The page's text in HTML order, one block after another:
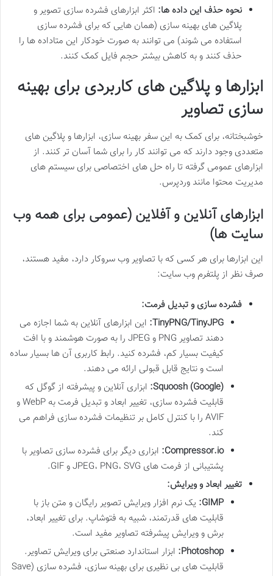
نحوه حذف این داده ها: اکثر ابزارهای فشرده سازی تصویر و
پلاگین های بهینه سازی (همان هایی که برای فشرده سازی
استفاده می شوند) می توانند به صورت خودکار این متاداده ها را
حذف کنند و به کاهش بیشتر حجم فایل کمک کنند.
ابزارها و پلاگین های کاربردی برای بهینه
سازی تصاویر
خوشبختانه، برای کمک به این سفر بهینه سازی، ابزارها و پلاگین های
متعددی وجود دارند که می توانند کار را برای شما آسان تر کنند. از
ابزارهای عمومی گرفته تا راه حل های اختصاصی برای سیستم های
مدیریت محتوا مانند وردپرس.
ابزارهای آنلاین و آفلاین (عمومی برای همه وب
سایت ها)
این ابزارها برای هر کسی که با تصاویر وب سروکار دارد، مفید هستند،
صرف نظر از پلتفرم وب سایت:
فشرده سازی و تبدیل فرمت:
TinyPNG/TinyJPG: این ابزارهای آنلاین به شما اجازه می
دهند تصاویر PNG و JPEG را به صورت هوشمند و با افت
کیفیت بسیار کم، فشرده کنید. رابط کاربری آن ها بسیار ساده
است و نتایج قابل قبولی ارائه می دهند.
Squoosh (Google): ابزاری آنلاین و پیشرفته از گوگل که
قابلیت فشرده سازی، تغییر ابعاد و تبدیل فرمت به WebP و
AVIF را با کنترل کامل بر تنظیمات فشرده سازی فراهم می
کند.
Compressor.io: ابزاری دیگر برای فشرده سازی تصاویر با
پشتیبانی از فرمت های JPEG، PNG، SVG و GIF.
تغییر ابعاد و ویرایش:
GIMP: یک نرم افزار ویرایش تصویر رایگان و متن باز با
قابلیت های قدرتمند، شبیه به فتوشاپ. برای تغییر ابعاد،
برش و ویرایش پیشرفته تصاویر مفید است.
Photoshop: ابزار استاندارد صنعتی برای ویرایش تصاویر.
قابلیت های بی نظیری برای بهینه سازی، فشرده سازی (Save